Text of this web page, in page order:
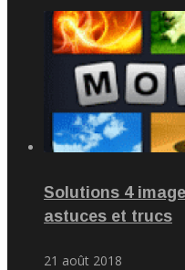
Solutions 4
astuces et trucs
21 août 2018